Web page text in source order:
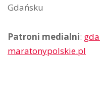
Gdańsku
Patroni medialni:
maratonypolskie.pl